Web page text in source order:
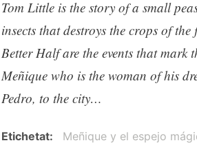
Tom Little is the story of a small
insects that destroys the crops of
Better Half are the events that mark
Meñique who is the woman of his
Pedro, to the city…
Etichetat Meñique y el espejo